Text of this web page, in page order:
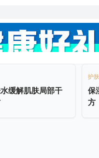
缓解肌肤局部干
护
保
方